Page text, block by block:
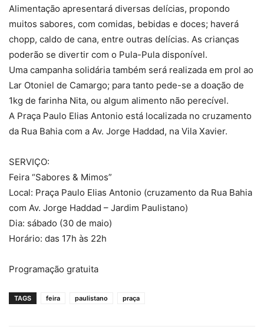
Alimentação apresentará diversas delícias, propondo
muitos sabores, com comidas, bebidas e doces; haverá
chopp, caldo de cana, entre outras delícias. As crianças
poderão se divertir com o Pula-Pula disponível.
Uma campanha solidária também será realizada em prol ao
Lar Otoniel de Camargo; para tanto pede-se a doação de
1kg de farinha Nita, ou algum alimento não perecível.
A Praça Paulo Elias Antonio está localizada no cruzamento
da Rua Bahia com a Av. Jorge Haddad, na Vila Xavier.
SERVIÇO:
Feira “Sabores & Mimos”
Local: Praça Paulo Elias Antonio (cruzamento da Rua Bahia
com Av. Jorge Haddad – Jardim Paulistano)
Dia: sábado (30 de maio)
Horário: das 17h às 22h
Programação gratuita
TAGS feira paulistano praça